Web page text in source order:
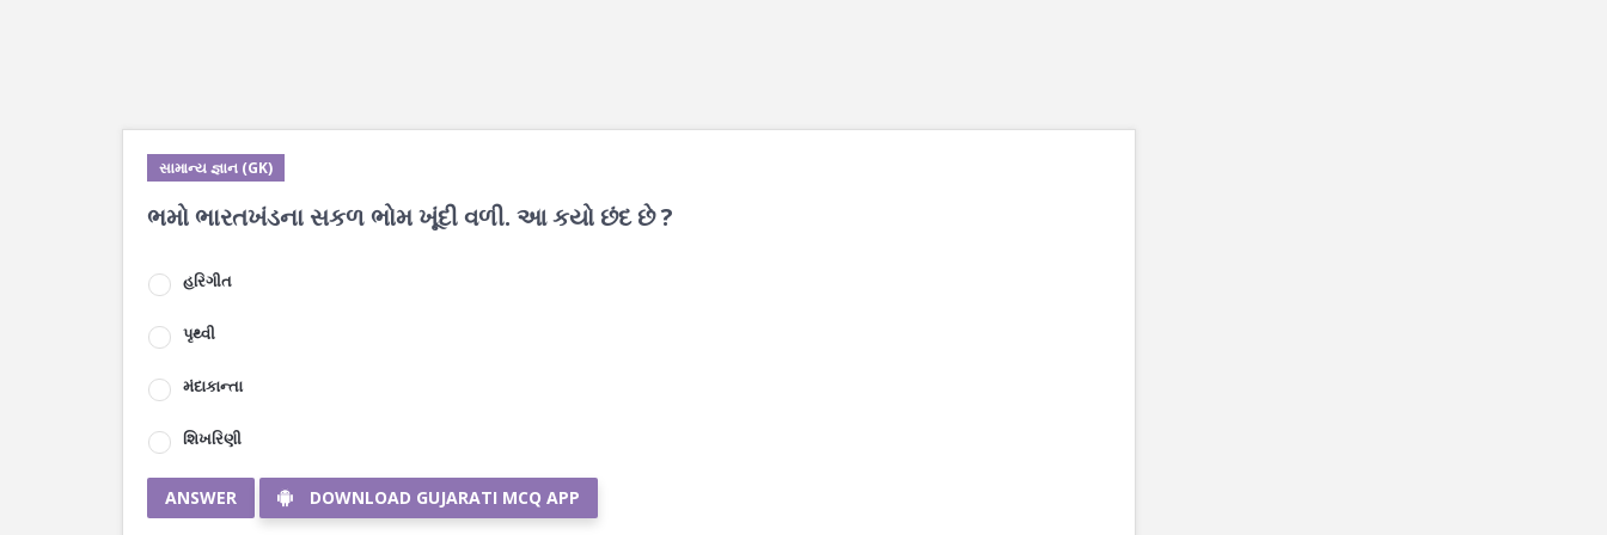
સામાન્ય જ્ઞાન (GK)
ભમો ભારતખંડના સકળ ભોમ ખૂંદી વળી. આ કયો છંદ છે ?
હરિગીત
પૃથ્વી
મંદાકાન્તા
શિખરિણી
ANSWER DOWNLOAD GUJARATI MCQ APP